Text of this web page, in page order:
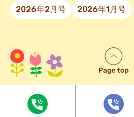
2026年2月号
2026年1月号